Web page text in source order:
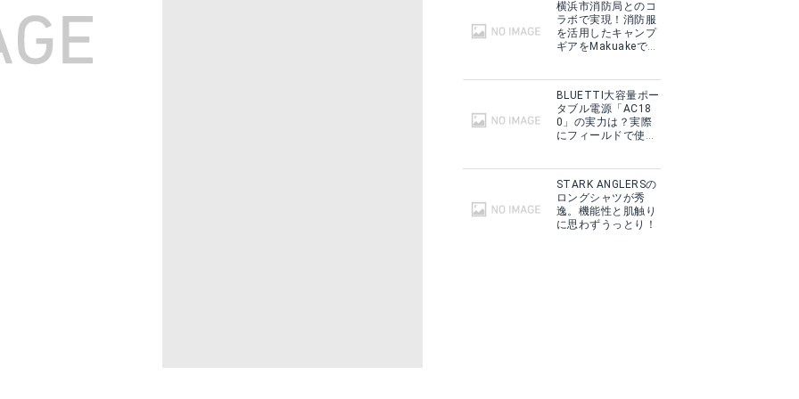
横浜市消防局とのコ
ラボで実現！消防服
を活用したキャンプ
ギアをMakuakeで予
BLUETTI大容量ポー
タブル電源「AC18
0」の実力は？実際
にフィールドで使用
STARK ANGLERSの
ロングシャツが秀
逸。機能性と肌触り
に思わずうっとり！